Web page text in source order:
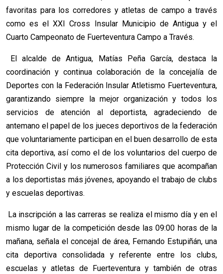
favoritas para los corredores y atletas de campo a través
como es el XXI Cross Insular Municipio de Antigua y el
Cuarto Campeonato de Fuerteventura Campo a Través.
El alcalde de Antigua, Matías Peña García, destaca la
coordinación y continua colaboración de la concejalía de
Deportes con la Federación Insular Atletismo Fuerteventura,
garantizando siempre la mejor organización y todos los
servicios de atención al deportista, agradeciendo de
antemano el papel de los jueces deportivos de la federación
que voluntariamente participan en el buen desarrollo de esta
cita deportiva, así como el de los voluntarios del cuerpo de
Protección Civil y los numerosos familiares que acompañan
a los deportistas más jóvenes, apoyando el trabajo de clubs
y escuelas deportivas.
La inscripción a las carreras se realiza el mismo día y en el
mismo lugar de la competición desde las 09:00 horas de la
mañana, señala el concejal de área, Fernando Estupiñán, una
cita deportiva consolidada y referente entre los clubs,
escuelas y atletas de Fuerteventura y también de otras